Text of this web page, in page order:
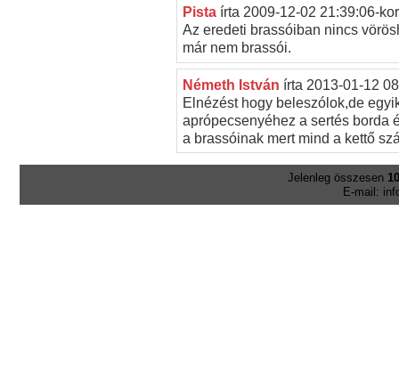
Pista írta 2009-12-02 21:39:06-kor
Az eredeti brassóiban nincs
már nem brassói.
Németh István írta 2013-01-12
Elnézést hogy beleszólok,de
aprópecsenyéhez a sertés borda
a brassóinak mert mind a kettő
Jelenleg összesen
E-mail: